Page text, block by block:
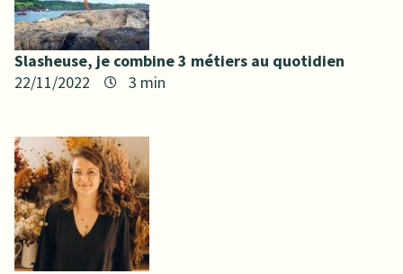
Slasheuse, je combine 3 métiers au quotidien​
22/11/2022